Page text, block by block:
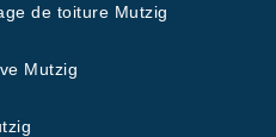
de toiture Mutzig
Mutzig